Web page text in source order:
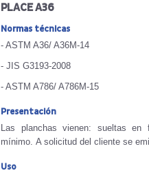
PLACE A36
Normas técnicas
- ASTM A36/ A36M-14
- JIS G3193-2008
- ASTM A786/ A786M-15
Presentación
Las planchas vienen: sueltas
mínimo. A solicitud del cliente se
Uso